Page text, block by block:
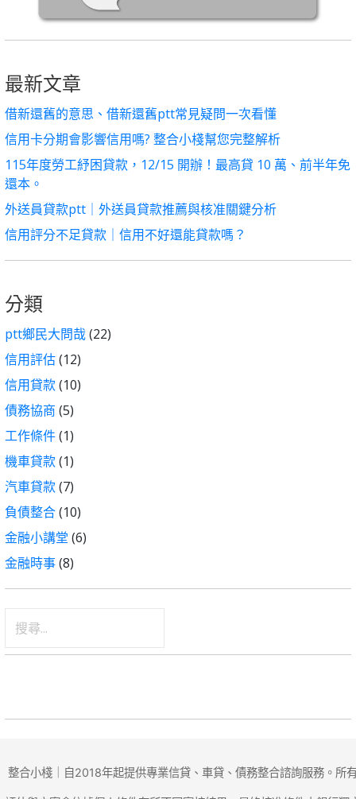
最新文章
借新還舊的意思、借新還舊ptt常見疑問一次看懂
信用卡分期會影響信用嗎? 整合小棧幫您完整解析
115年度勞工紓困貸款，12/15 開辦！最高貸 10 萬、前半年免
還本。
外送員貸款ptt｜外送員貸款推薦與核准關鍵分析
信用評分不足貸款｜信用不好還能貸款嗎？
分類
ptt鄉民大問哉(22)
信用評估(12)
信用貸款(10)
債務協商 (5)
工作條件(1)
機車貸款(1)
汽車貸款(7)
負債整合(10)
金融小講堂 (6)
金融時事(8)
尋
關
整合小棧｜自2018年起提供專業信貸、車貸、債務整合諮詢服務。所